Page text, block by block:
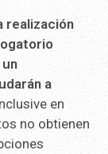
realización
a
en
no obtienen